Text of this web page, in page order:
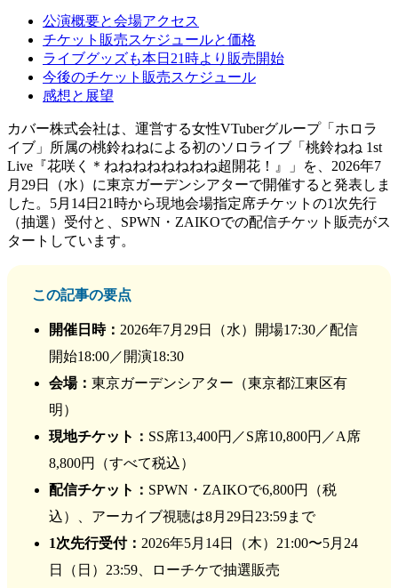
公演概要と会場アクセス
チケット販売スケジュールと価格
ライブグッズも本日21時より販売開始
今後のチケット販売スケジュール
感想と展望
カバー株式会社は、運営する女性VTuberグループ「ホロラ
イブ」所属の桃鈴ねねによる初のソロライブ「桃鈴ねね 1st
Live『花咲く＊ねねねねねねねね超開花！』」を、2026年7
月29日（水）に東京ガーデンシアターで開催すると発表しま
した。5月14日21時から現地会場指定席チケットの1次先行
（抽選）受付と、SPWN・ZAIKOでの配信チケット販売がス
タートしています。
この記事の要点
開催日時： 2026年7月29日（水）開場17:30／配信
開始18:00／開演18:30
会場：東京ガーデンシアター（東京都江東区有
明）
現地チケット： SS席13,400円／S席10,800円／A席
8,800円（すべて税込）
配信チケット： SPWN・ZAIKOで6,800円（税
込）、アーカイブ視聴は8月29日23:59まで
1次先行受付： 2026年5月14日（木）21:00〜5月24
日（日）23:59、ローチケで抽選販売